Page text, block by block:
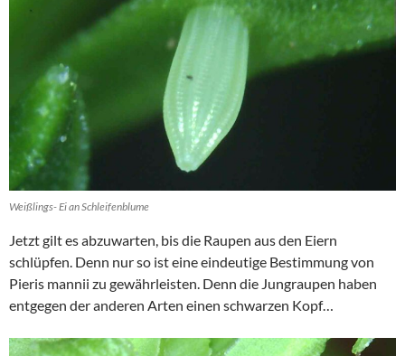
Weißlings- Ei an Schleifenblume
Jetzt gilt es abzuwarten, bis die Raupen aus den Eiern
schlüpfen. Denn nur so ist eine eindeutige Bestimmung von
Pieris mannii zu gewährleisten. Denn die Jungraupen haben
entgegen der anderen Arten einen schwarzen Kopf…